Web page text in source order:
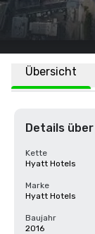
Übersicht
Details
Kette
Hyatt Hotels
Marke
Hyatt Hotels
Baujahr
2016